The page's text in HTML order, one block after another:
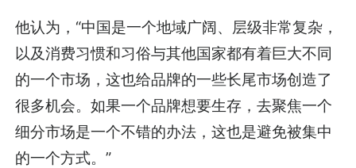
他认为，“中国是一个地域广阔、层级非常复杂，
以及消费习惯和习俗与其他国家都有着巨大不同
的一个市场，这也给品牌的一些长尾市场创造了
很多机会。如果一个品牌想要生存，去聚焦一个
细分市场是一个不错的办法，这也是避免被集中
的一个方式。”